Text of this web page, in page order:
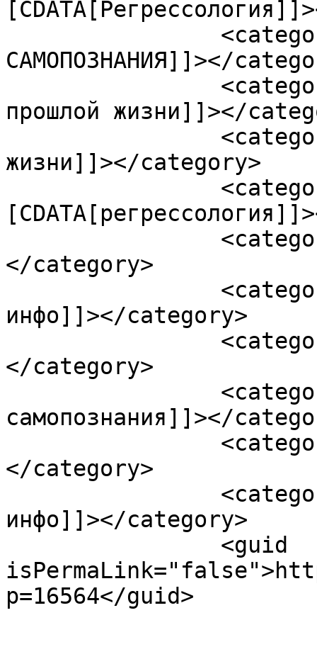
САМОПОЗНАНИЯ]]></
прошлой жизни]]></
жизни]]></category>
</category>
инфо]]></category>
</category>
самопознания]]></
</category>
инфо]]></category>
p=16564</guid>